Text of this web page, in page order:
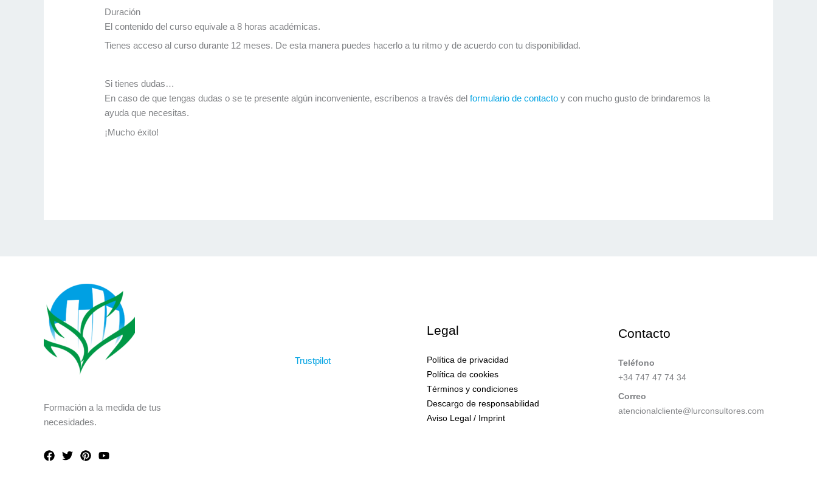
Duración
El contenido del curso equivale a 8 horas académicas.
Tienes acceso al curso durante 12 meses. De esta manera puedes hacerlo a tu ritmo y de acuerdo con tu disponibilidad.
Si tienes dudas…
En caso de que tengas dudas o se te presente algún inconveniente, escríbenos a través delformulario de contacto y con mucho gusto de brindaremos la
ayuda que necesitas.
¡Mucho éxito!
Formación a la medida de tus
necesidades.
Trustpilot
Legal
Política de privacidad
Política de cookies
Términos y condiciones
Descargo de responsabilidad
Aviso Legal / Imprint
Contacto
Teléfono
+34 747 47 74 34
Correo
atencionalcliente@lurconsultores.com